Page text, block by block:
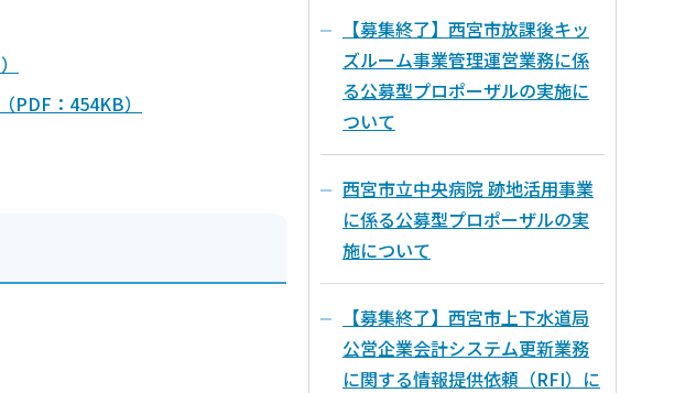
PDF：454KB）
【募集終了】西宮市放課後キッ
ズルーム事業管理運営業務に係
る公募型プロポーザルの実施に
ついて
西宮市立中央病院 跡地活用事業
に係る公募型プロポーザルの実
施について
【募集終了】西宮市上下水道局
公営企業会計システム更新業務
に関する情報提供依頼（RFI）に